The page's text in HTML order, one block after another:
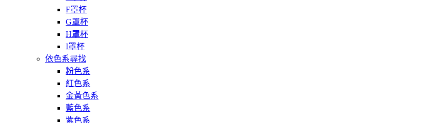
F罩杯
G罩杯
H罩杯
I罩杯
依色系尋找
粉色系
紅色系
金黃色系
藍色系
紫色系